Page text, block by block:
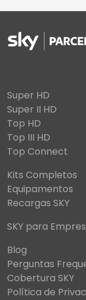
Super HD
Super II HD
Top HD
Top III HD
Top Connect
Kits Completos
Equipamentos
Recargas SKY
SKY para
Blog
Perguntas
Cobertura SKY
Política de